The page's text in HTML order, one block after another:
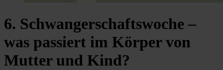
6. Schwangerschaftswoche –
was passiert im Körper von
Mutter und Kind?